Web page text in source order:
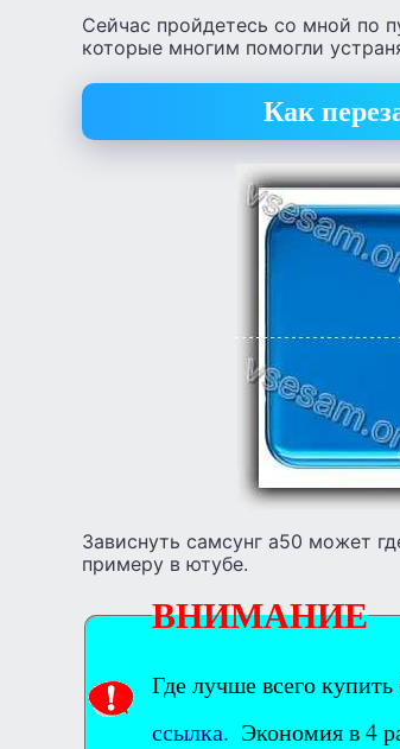
Сейчас пройдетесь со мной по
которые многим помогли
Как
Зависнуть самсунг а50 может
примеру в ютубе.
ВНИМАНИЕ
Где лучше всего
ссылка. Экономия в 4